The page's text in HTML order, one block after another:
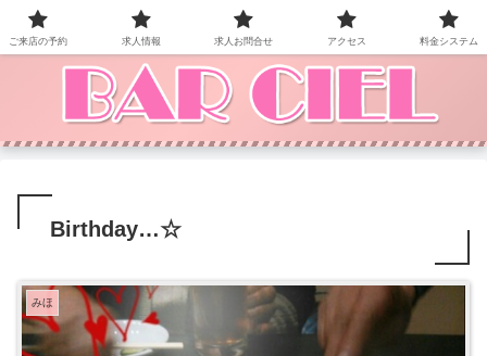
BAR CIEL！ご来店お待ちしています。
Birthday…☆
みほ
ご来店の予約 求人情報 求人お問合せ アクセス 料金システム